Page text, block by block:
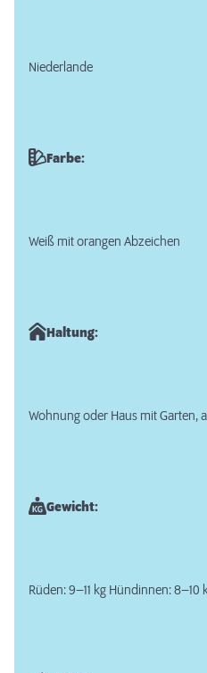
Niederlande
Farbe:
Weiß mit orangen Abzeichen
Haltung:
Wohnung oder Haus mit Garten,
Gewicht:
Rüden: 9–11 kg Hündinnen: 8–10